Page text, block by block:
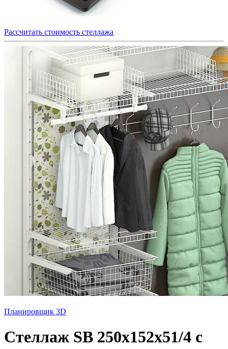
Рассчитать стоимость стеллажа
Планировщик 3D
Стеллаж SB 250x152x51/4 с